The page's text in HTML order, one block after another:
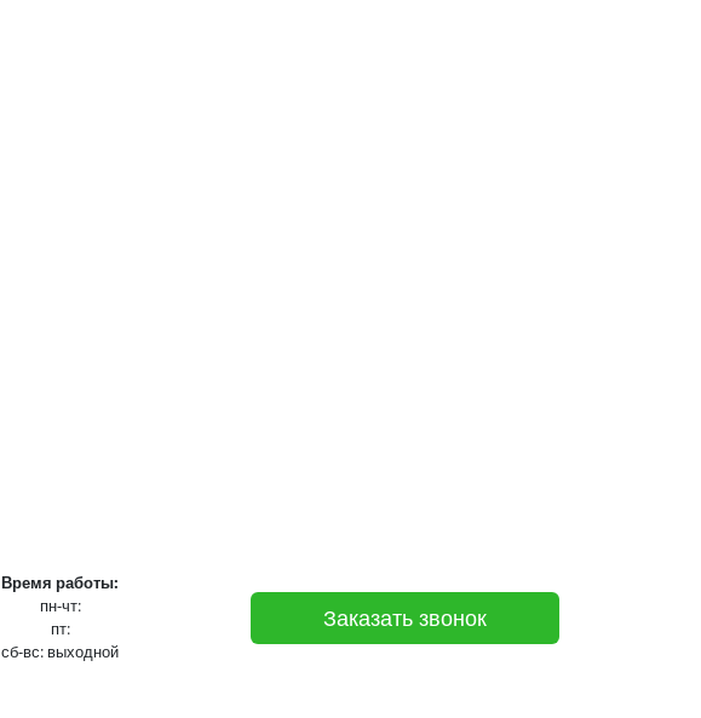
Время работы:
пн-чт:
пт:
сб-вс: выходной
Заказать звонок